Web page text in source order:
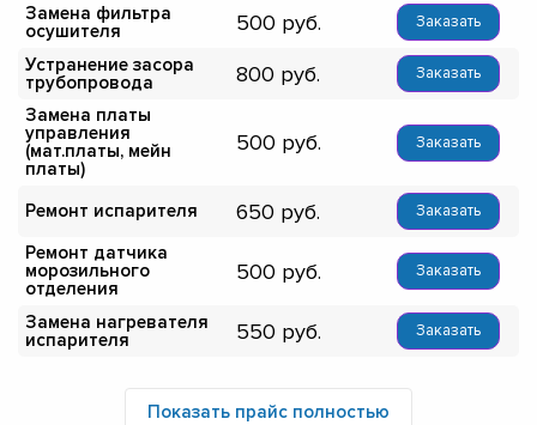
Замена фильтра
осушителя
500 Заказать
Устранение засора
трубопровода
800 Заказать
Замена платы
управления
(мат.платы, мейн
платы)
500 Заказать
Ремонт испарителя 650 Заказать
Ремонт датчика
морозильного
отделения
500 Заказать
Замена нагревателя
испарителя
550 Заказать
Показать прайс полностью